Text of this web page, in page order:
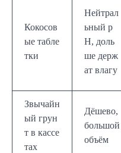
Кокосов
ые табле
тки
Нейтрал
ьный p
H, доль
ше держ
ат влагу
Звычайн
ый грун
т в кассе
тах
Дёшево,
большой
объём